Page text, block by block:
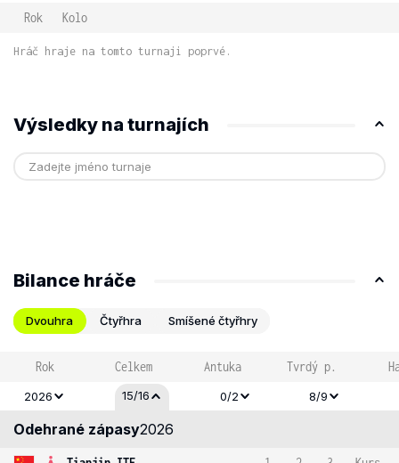
Rok Kolo
Hráč hraje na tomto turnaji poprvé.
Výsledky na turnajích
Bilance hráče
Dvouhra Čtyřhra Smíšené čtyřhry
Rok Celkem Antuka Tvrdý p.
2026 15/16 0/2 8/9
Odehrané zápasy2026